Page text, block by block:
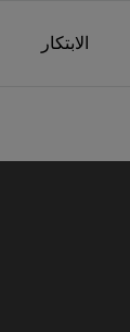
الابتكار